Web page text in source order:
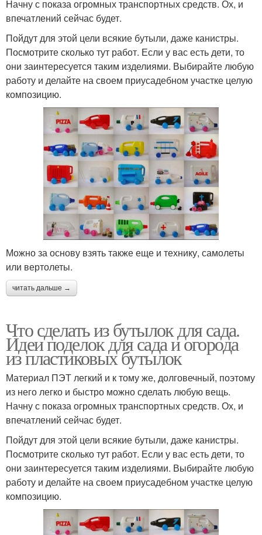
Начну с показа огромных транспортных средств. Ох, и
впечатлений сейчас будет.
Пойдут для этой цели всякие бутыли, даже канистры.
Посмотрите сколько тут работ. Если у вас есть дети, то
они заинтересуется таким изделиями. Выбирайте любую
работу и делайте на своем приусадебном участке целую
композицию.
Можно за основу взять также еще и технику, самолеты
или вертолеты.
читать дальше →
Что сделать из бутылок для сада.
Идеи поделок для сада и огорода
из пластиковых бутылок
Материал ПЭТ легкий и к тому же, долговечный, поэтому
из него легко и быстро можно сделать любую вещь.
Начну с показа огромных транспортных средств. Ох, и
впечатлений сейчас будет.
Пойдут для этой цели всякие бутыли, даже канистры.
Посмотрите сколько тут работ. Если у вас есть дети, то
они заинтересуется таким изделиями. Выбирайте любую
работу и делайте на своем приусадебном участке целую
композицию.